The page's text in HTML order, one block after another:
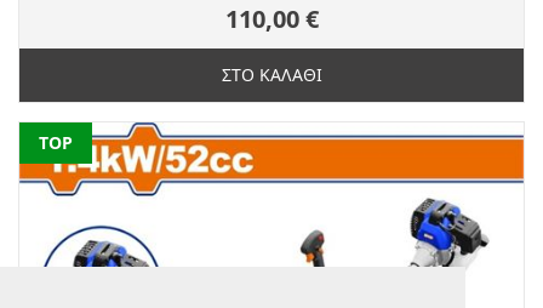
110,00 €
ΣΤΟ ΚΑΛΑΘΙ
NEW
TOP